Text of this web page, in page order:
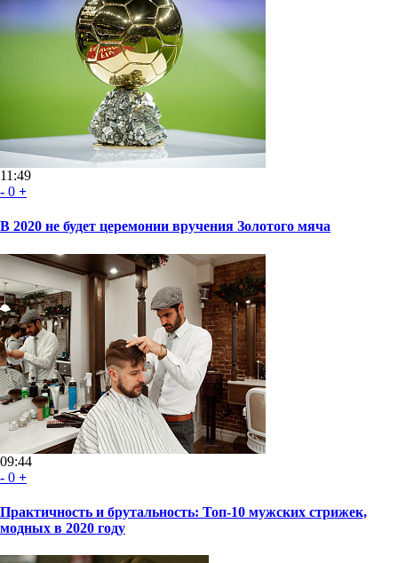
11:49
- 0 +
В 2020 не будет церемонии вручения Золотого мяча
09:44
- 0 +
Практичность и брутальность: Топ-10 мужских стрижек,
модных в 2020 году